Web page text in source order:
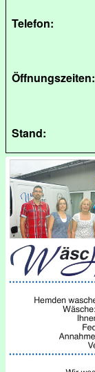
Telefon:
Öffnungszeiten:
Stand: